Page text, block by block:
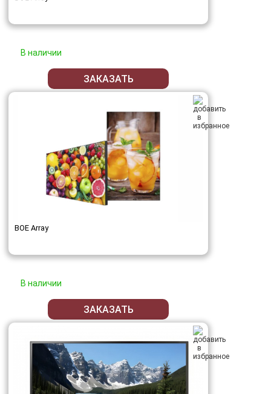
В наличии
ЗАКАЗАТЬ
BOE Array
В наличии
ЗАКАЗАТЬ